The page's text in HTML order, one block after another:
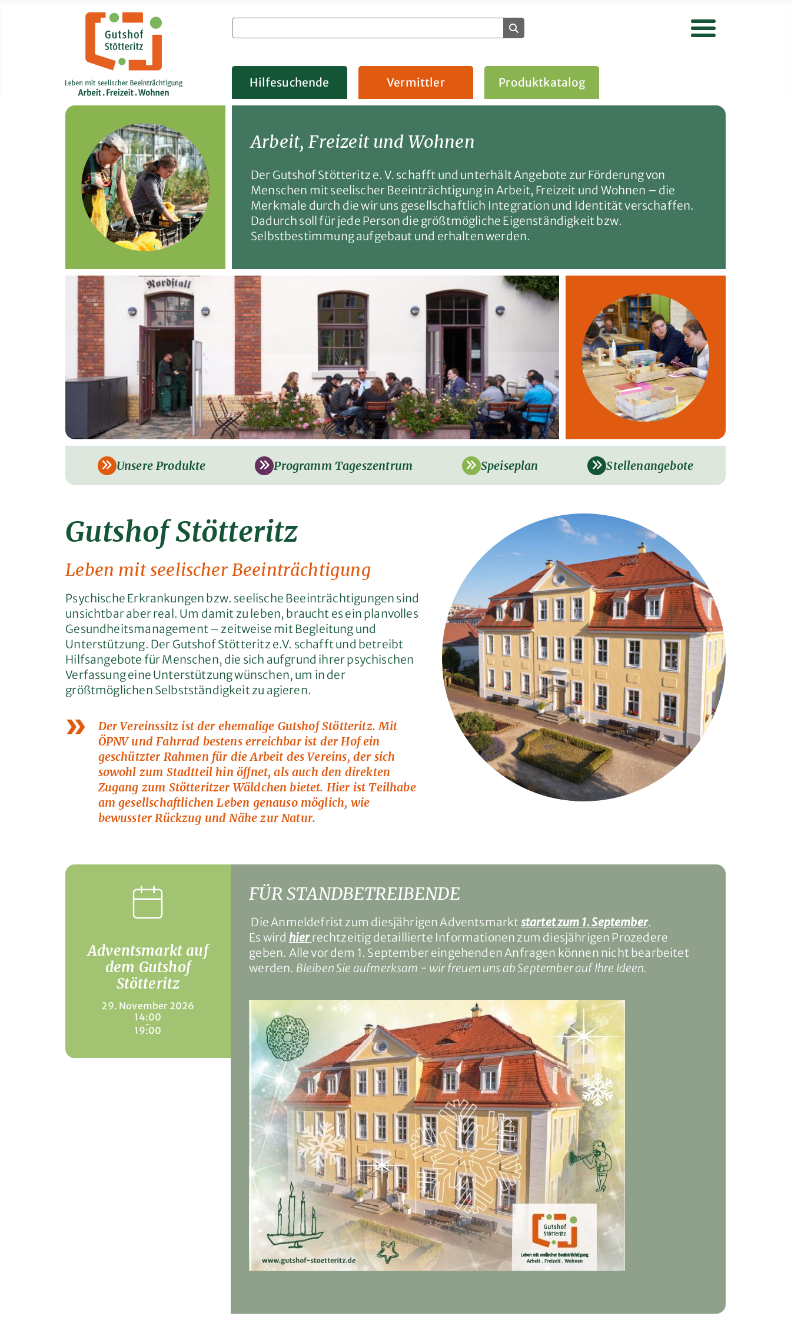
Hilfesuchende Vermittler Produktkatalog
Arbeit, Freizeit und Wohnen
Der Gutshof Stötteritz e. V. schafft und unterhält Angebote zur Förderung von
Menschen mit seelischer Beeinträchtigung in Arbeit, Freizeit und Wohnen – die
Merkmale durch die wir uns gesellschaftlich Integration und Identität verschaffen.
Dadurch soll für jede Person die größtmögliche Eigenständigkeit bzw.
Selbstbestimmung aufgebaut und erhalten werden.
Unsere Produkte Programm Tageszentrum Speiseplan Stellenangebote
Gutshof Stötteritz
Leben mit seelischer Beeinträchtigung
Psychische Erkrankungen bzw. seelische Beeinträchtigungen sind
unsichtbar aber real. Um damit zu leben, braucht es ein planvolles
Gesundheitsmanagement – zeitweise mit Begleitung und
Unterstützung. Der Gutshof Stötteritz e.V. schafft und betreibt
Hilfsangebote für Menschen, die sich aufgrund ihrer psychischen
Verfassung eine Unterstützung wünschen, um in der
größtmöglichen Selbstständigkeit zu agieren.
Der Vereinssitz ist der ehemalige Gutshof Stötteritz. Mit
ÖPNV und Fahrrad bestens erreichbar ist der Hof ein
geschützter Rahmen für die Arbeit des Vereins, der sich
sowohl zum Stadtteil hin öffnet, als auch den direkten
Zugang zum Stötteritzer Wäldchen bietet. Hier ist Teilhabe
am gesellschaftlichen Leben genauso möglich, wie
bewusster Rückzug und Nähe zur Natur.
Adventsmarkt auf
dem Gutshof
Stötteritz
29. November 2026
14:00
-
19:00
FÜR STANDBETREIBENDE
Die Anmeldefrist zum diesjährigen Adventsmarkt startet zum 1. September.
Es wird hierrechtzeitig detaillierte Informationen zum diesjährigen Prozedere
geben. Alle vor dem 1. September eingehenden Anfragen können nicht bearbeitet
werden. Bleiben Sie aufmerksam - wir freuen uns ab September auf Ihre Ideen.